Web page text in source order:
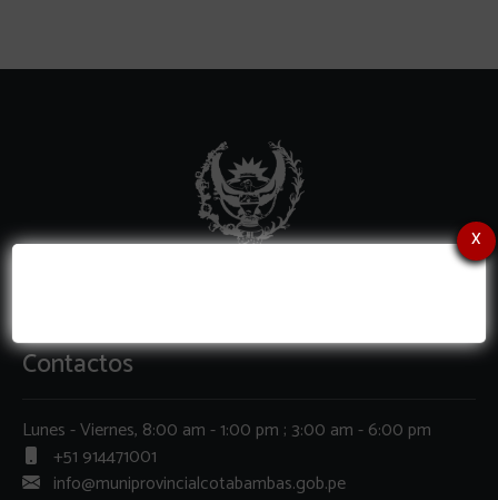
x
Contactos
Lunes - Viernes, 8:00 am - 1:00 pm ; 3:00 am - 6:00 pm
+51 914471001
info@muniprovincialcotabambas.gob.pe